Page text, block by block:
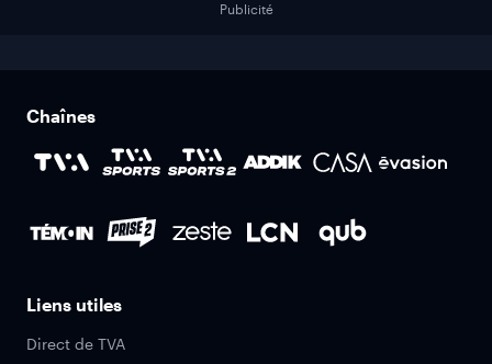
Publicité
Chaînes
Liens utiles
Direct de TVA